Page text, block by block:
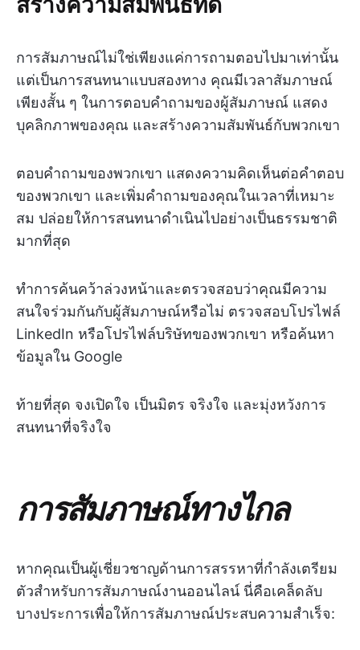
การสัมภาษณ์ไม่ใช่เพียงแค่การถามตอบไปมาเท่านั้น
แต่เป็นการสนทนาแบบสองทาง คุณมีเวลาสัมภาษณ์
เพียงสั้น ๆ ในการตอบคำถามของผู้สัมภาษณ์ แสดง
บุคลิกภาพของคุณ และสร้างความสัมพันธ์กับพวกเขา
ตอบคำถามของพวกเขา แสดงความคิดเห็นต่อคำตอบ
ของพวกเขา และเพิ่มคำถามของคุณในเวลาที่เหมาะ
สม ปล่อยให้การสนทนาดำเนินไปอย่างเป็นธรรมชาติ
มากที่สุด
ทำการค้นคว้าล่วงหน้าและตรวจสอบว่าคุณมีความ
สนใจร่วมกันกับผู้สัมภาษณ์หรือไม่ ตรวจสอบโปรไฟล์
LinkedIn หรือโปรไฟล์บริษัทของพวกเขา หรือค้นหา
ข้อมูลใน Google
ท้ายที่สุด จงเปิดใจ เป็นมิตร จริงใจ และมุ่งหวังการ
สนทนาที่จริงใจ
การสัมภาษณ์ทางไกล
หากคุณเป็นผู้เชี่ยวชาญด้านการสรรหาที่กำลังเตรียม
ตัวสำหรับการสัมภาษณ์งานออนไลน์ นี่คือเคล็ดลับ
บางประการเพื่อให้การสัมภาษณ์ประสบความสำเร็จ: